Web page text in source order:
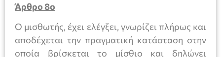
Άρθρο 8ο
Ο μισθωτής, έχει ελέγξει, γνωρίζει πλήρως και
αποδέχεται την πραγματική κατάσταση στην
οποία βρίσκεται το μίσθιο και δηλώνει